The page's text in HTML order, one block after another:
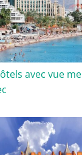
avec vue